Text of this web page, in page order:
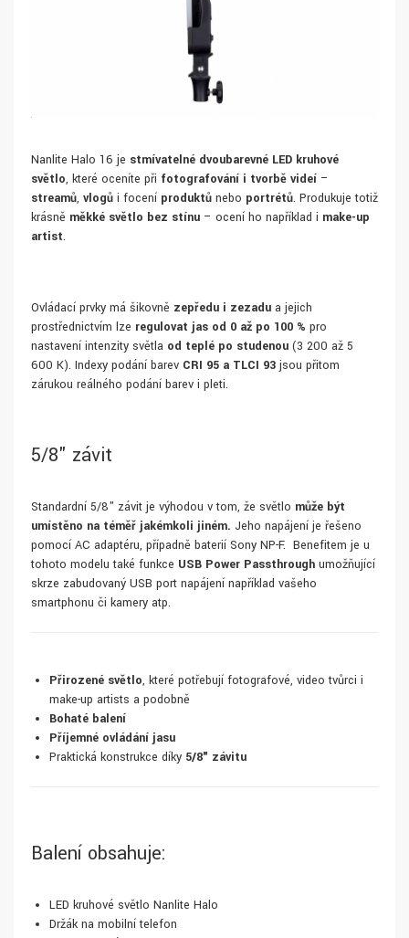
Nanlite Halo 16 je stmívatelné dvoubarevné LED kruhové
světlo, které oceníte při fotografování i tvorbě videí –
streamů, vlogů i focení produktů nebo portrétů. Produkuje totiž
krásně měkké světlo bez stínu – ocení ho například i make-up
artist.
Ovládací prvky má šikovně zepředu i zezadu a jejich
prostřednictvím lze regulovat jas od 0 až po 100 % pro
nastavení intenzity světla od teplé po studenou (3 200 až 5
600 K). Indexy podání barev CRI 95 a TLCI 93 jsou přitom
zárukou reálného podání barev i pleti.
5/8" závit
Standardní 5/8" závit je výhodou v tom, že světlo může být
umístěno na téměř jakémkoli jiném. Jeho napájení je řešeno
pomocí AC adaptéru, případně baterií Sony NP-F. Benefitem je u
tohoto modelu také funkce USB Power Passthrough umožňující
skrze zabudovaný USB port napájení například vašeho
smartphonu či kamery atp.
Přirozené světlo, které potřebují fotografové, video tvůrci i
make-up artists a podobně
Bohaté balení
Příjemné ovládání jasu
Praktická konstrukce díky 5/8" závitu
Balení obsahuje:
LED kruhové světlo Nanlite Halo
Držák na mobilní telefon